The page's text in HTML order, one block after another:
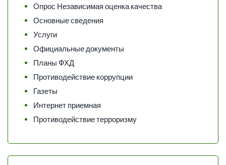
Опрос Независимая оценка качества
Основные сведения
Услуги
Официальные документы
Планы ФХД
Противодействие коррупции
Газеты
Интернет приемная
Противодействие терроризму